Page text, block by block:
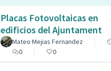
Placas Fotovoltaicas en
edificios del Ajuntament
Mateo Mejias Fernandez
0
0